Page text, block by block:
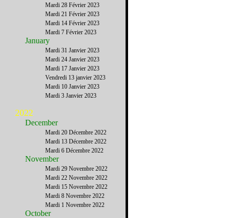
Mardi 28 Février 2023
Mardi 21 Février 2023
Mardi 14 Février 2023
Mardi 7 Février 2023
January
Mardi 31 Janvier 2023
Mardi 24 Janvier 2023
Mardi 17 Janvier 2023
Vendredi 13 janvier 2023
Mardi 10 Janvier 2023
Mardi 3 Janvier 2023
2022
December
Mardi 20 Décembre 2022
Mardi 13 Décembre 2022
Mardi 6 Décembre 2022
November
Mardi 29 Novembre 2022
Mardi 22 Novembre 2022
Mardi 15 Novembre 2022
Mardi 8 Novembre 2022
Mardi 1 Novembre 2022
October